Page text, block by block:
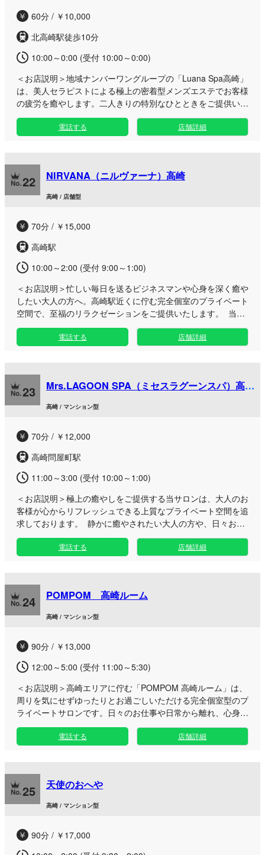
60分 / ￥10,000
北高崎駅徒歩10分
10:00～0:00 (受付 10:00～0:00)
＜お店説明＞地域ナンバーワングループの「Luana Spa高崎」
は、美人セラピストによる極上の密着型メンズエステでお客様
の疲労を癒やします。二人きりの特別なひとときをご提供いた
します。 日々のお仕事で疲れが溜まっている男性や、至福の
癒やしを求める方に最適なサロンです。高崎に佇む完全ワンル
心を込めた丁寧な施術でおもてなし。その日の気分に合わせた
豊富なオプションやお得なクーポン・新人割引なども取り揃え
ております。お仕事終わりのひとときや休日のお出かけついで
に、ぜひお気軽にお立ち寄りください。
電話する 店舗詳細
22 NIRVANA（ニルヴァーナ）高崎
高崎 / 店舗型
70分 / ￥15,000
高崎駅
10:00～2:00 (受付 9:00～1:00)
＜お店説明＞忙しい毎日を送るビジネスマンや心身を深く癒や
したい大人の方へ。高崎駅近くに佇む完全個室のプライベート
空間で、至福のリラクゼーションをご提供いたします。 当店
ではリンパマッサージやディープリンパ、ストレッチなどを組
み合わせた丁寧な施術で、お体のお悩みやコリへ的確にアプロ
都合に合わせたリフレッシュタイムをご堪能いただけます。高
崎エリアで特別な癒やしのひとときをお探しなら、洗練された
おもてなしでお応えする当店へぜひお越しください。皆様のご
来店を心よりお待ちしております。
電話する 店舗詳細
23
Mrs.LAGOON SPA（ミセスラグーンスパ）高崎
高崎 / マンション型
70分 / ￥12,000
高崎問屋町駅
11:00～3:00 (受付 10:00～1:00)
＜お店説明＞極上の癒やしをご提供する当サロンは、大人のお
客様が心からリフレッシュできる上質なプライベート空間を追
求しております。 静かに癒やされたい大人の方や、日々お忙
しいお仕事帰りの男性にぴったりの隠れ家サロンです。落ち着
きのある完全個室の築浅マンションルームで、周囲を気にせず
優雅な時間をお過ごしいただけます。 当店の強みは、上品な
る丁寧なアロママッサージです。一人ひとりのお好みに寄り添
い、コリや疲れをじっくりとほぐします。 高崎問屋町駅近く
のアクセスの良いエリアに位置し、お出かけの合間や一日の終
わりのリフレッシュにも最適です。日常の喧騒を離れ、心身と
電話する 店舗詳細
24 POMPOM 高崎ルーム
高崎 / マンション型
90分 / ￥13,000
12:00～5:00 (受付 11:00～5:30)
＜お店説明＞高崎エリアに佇む「POMPOM 高崎ルーム」は、
周りを気にせずゆったりとお過ごしいただける完全個室型のプ
ライベートサロンです。日々のお仕事や日常から離れ、心身と
もに深いリラックスを感じられる上質な癒やしの時間をお届け
いたします。 当店では、こだわりのオイルを贅沢に使用し、
じんわりと身体を温めながら全身の滞りを丁寧にほぐしていく
ジネスマンの方や、誰にも邪魔されず穏やかに癒やされたい大
人の方に最適な環境を整えました。さらに多彩な演出やアプロ
ーチを取り入れることで、他にはない特別なひとときをご堪能
いただけます。 お仕事終わりの夜の時間帯や自分へのご褒美
ております。洗練された癒やし空間で、至高のおもてなしをぜ
ひご体験ください。
電話する 店舗詳細
25 天使のおへや
高崎 / マンション型
90分 / ￥17,000